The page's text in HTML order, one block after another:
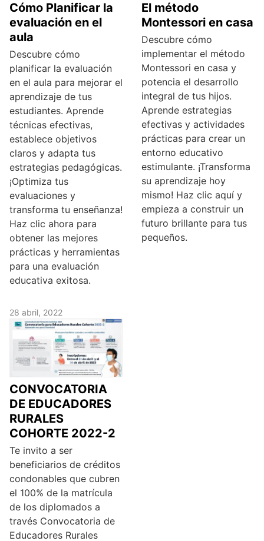
Cómo Planificar la
evaluación en el
aula
Descubre cómo
planificar la evaluación
en el aula para mejorar el
aprendizaje de tus
estudiantes. Aprende
técnicas efectivas,
establece objetivos
claros y adapta tus
estrategias pedagógicas.
¡Optimiza tus
evaluaciones y
transforma tu enseñanza!
Haz clic ahora para
obtener las mejores
prácticas y herramientas
para una evaluación
educativa exitosa.
El método
Montessori en casa
Descubre cómo
implementar el método
Montessori en casa y
potencia el desarrollo
integral de tus hijos.
Aprende estrategias
efectivas y actividades
prácticas para crear un
entorno educativo
estimulante. ¡Transforma
su aprendizaje hoy
mismo! Haz clic aquí y
empieza a construir un
futuro brillante para tus
pequeños.
28 abril, 2022
CONVOCATORIA
DE EDUCADORES
RURALES
COHORTE 2022-2
Te invito a ser
beneficiarios de créditos
condonables que cubren
el 100% de la matrícula
de los diplomados a
través Convocatoria de
Educadores Rurales